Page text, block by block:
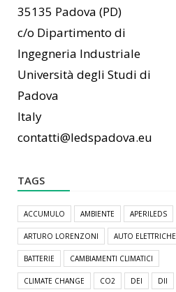
35135 Padova (PD)
c/o Dipartimento di
Ingegneria Industriale
Università degli Studi di
Padova
Italy
contatti@ledspadova.eu
TAGS
ACCUMULO AMBIENTE APERILEDS
ARTURO LORENZONI AUTO ELETTRICHE
BATTERIE CAMBIAMENTI CLIMATICI
CLIMATE CHANGE CO2 DEI DII